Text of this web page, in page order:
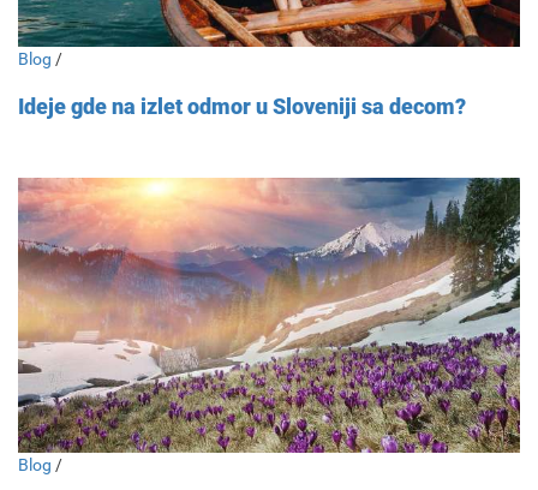
Blog /
Ideje gde na izlet odmor u Sloveniji sa decom?
Blog /